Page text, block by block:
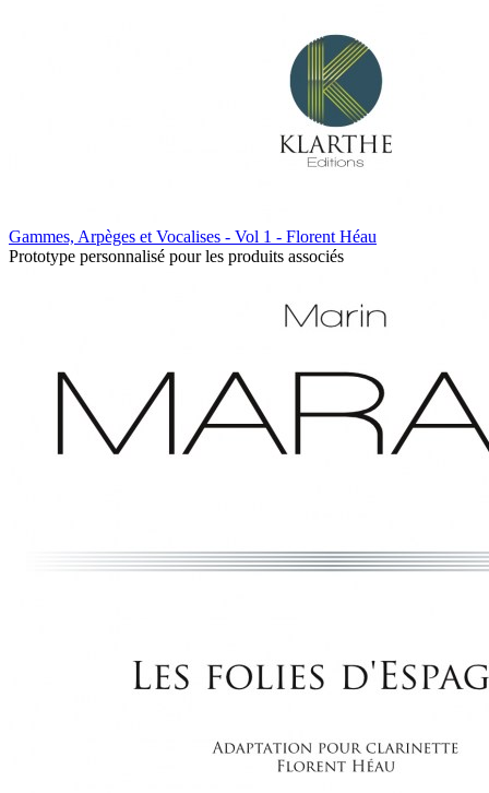
Gammes, Arpèges et Vocalises - Vol 1 - Florent Héau
Prototype personnalisé pour les produits associés